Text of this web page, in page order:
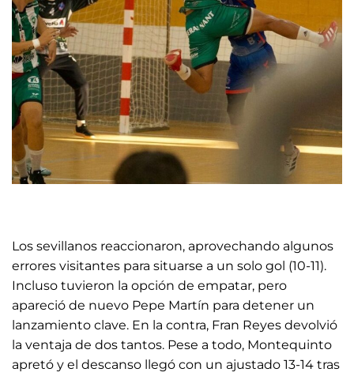
Los sevillanos reaccionaron, aprovechando algunos
errores visitantes para situarse a un solo gol (10-11).
Incluso tuvieron la opción de empatar, pero
apareció de nuevo Pepe Martín para detener un
lanzamiento clave. En la contra, Fran Reyes devolvió
la ventaja de dos tantos. Pese a todo, Montequinto
apretó y el descanso llegó con un ajustado 13-14 tras